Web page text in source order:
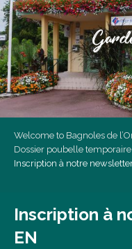
Welcome to Bagnoles de
Dossier poubelle temporaire
Inscription à notre
Inscription à
EN